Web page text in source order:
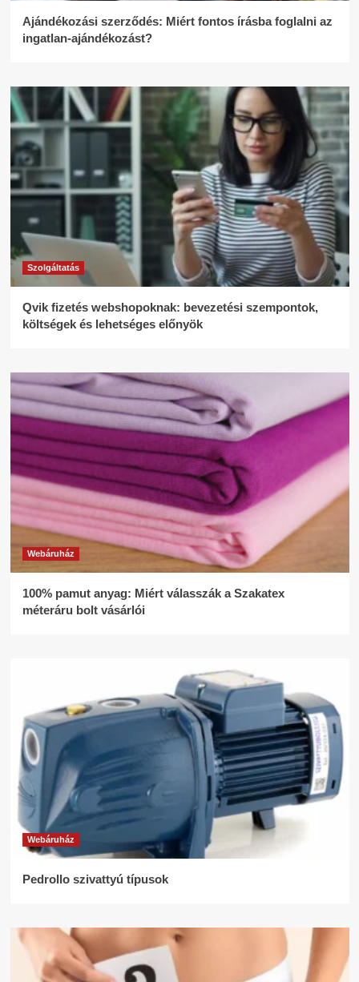
Ajándékozási szerződés: Miért fontos írásba foglalni az
ingatlan-ajándékozást?
Szolgáltatás
Qvik fizetés webshopoknak: bevezetési szempontok,
költségek és lehetséges előnyök
Webáruház
100% pamut anyag: Miért válasszák a Szakatex
méteráru bolt vásárlói
Webáruház
Pedrollo szivattyú típusok